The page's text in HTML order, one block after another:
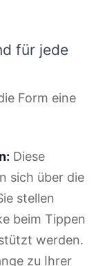
für jede
Form eine
Diese
sich über die
stellen
beim Tippen
werden.
zu Ihrer